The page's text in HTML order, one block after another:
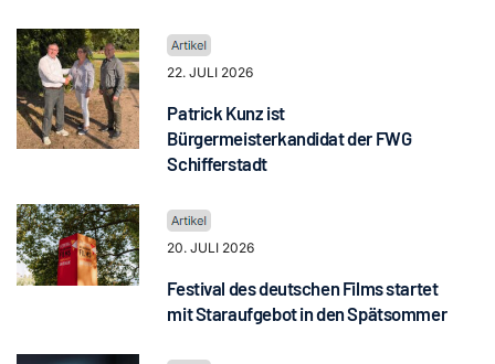
22. JULI 2026
Patrick Kunz ist
Bürgermeisterkandidat der FWG
Schifferstadt
20. JULI 2026
Festival des deutschen Films startet
mit Staraufgebot in den Spätsommer